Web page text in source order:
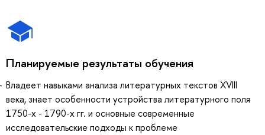
Планируемые результаты обучения
Владеет навыками анализа литературных текстов XVIII
века, знает особенности устройства литературного поля
1750-х - 1790-х гг. и основные современные
исследовательские подходы к проблеме